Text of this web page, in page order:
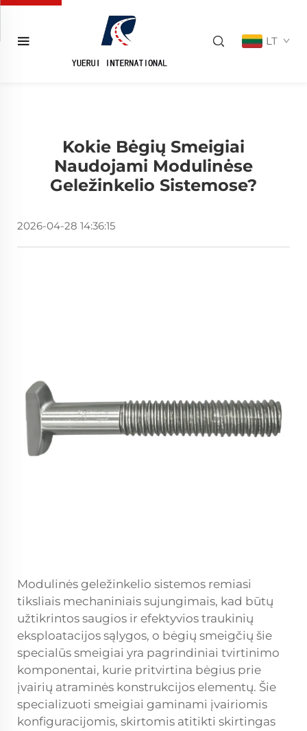
LT
Kokie Bėgių Smeigiai
Naudojami Modulinėse
Geležinkelio Sistemose?
2026-04-28 14:36:15
Modulinės geležinkelio sistemos remiasi
tiksliais mechaniniais sujungimais, kad būtų
užtikrintos saugios ir efektyvios traukinių
eksploatacijos sąlygos, o bėgių smeigčių šie
specialūs smeigiai yra pagrindiniai tvirtinimo
komponentai, kurie pritvirtina bėgius prie
įvairių atraminės konstrukcijos elementų. Šie
specializuoti smeigiai gaminami įvairiomis
konfiguracijomis, skirtomis atitikti skirtingas